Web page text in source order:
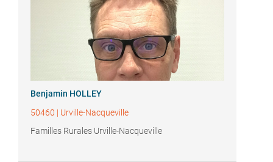
Benjamin HOLLEY
50460 | Urville-Nacqueville
Familles Rurales Urville-Nacqueville